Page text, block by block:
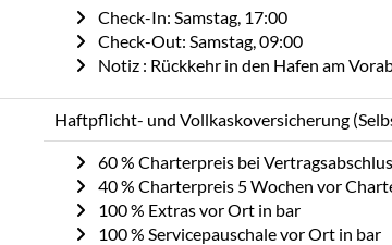
Check-In: Samstag, 17:00
Check-Out: Samstag, 09:00
Notiz : Rückkehr in den Hafen am
Haftpflicht- und Vollkaskoversicherung
60 % Charterpreis bei
40 % Charterpreis 5 Wochen vor
100 % Extras vor Ort in bar
100 % Servicepauschale vor Ort in bar